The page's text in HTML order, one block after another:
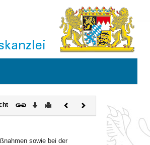
Download
DruckenVorherigesNächstes
Dokument
sowie bei der